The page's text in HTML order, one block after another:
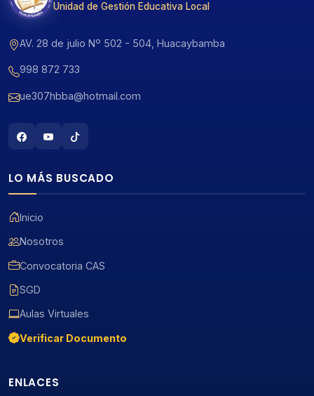
Unidad de Gestión Educativa Local
AV. 28 de julio Nº 502 - 504, Huacaybamba
998 872 733
ue307hbba@hotmail.com
LO MÁS BUSCADO
Inicio
Nosotros
Convocatoria CAS
SGD
Aulas Virtuales
Verificar Documento
ENLACES